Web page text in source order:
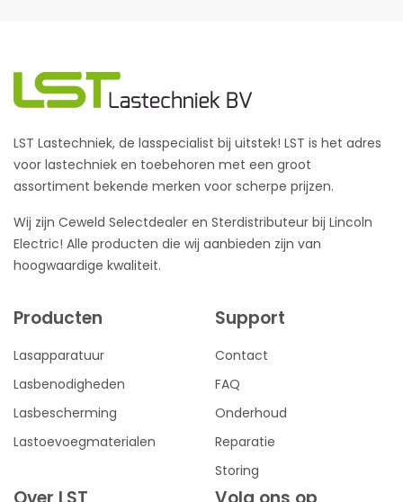
LST Lastechniek, de lasspecialist bij uitstek! LST is het adres
voor lastechniek en toebehoren met een groot
assortiment bekende merken voor scherpe prijzen.
Wij zijn Ceweld Selectdealer en Sterdistributeur bij Lincoln
Electric! Alle producten die wij aanbieden zijn van
hoogwaardige kwaliteit.
Producten
Lasapparatuur
Lasbenodigheden
Lasbescherming
Lastoevoegmaterialen
Support
Contact
FAQ
Onderhoud
Reparatie
Storing